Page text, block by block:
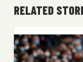
RELATED